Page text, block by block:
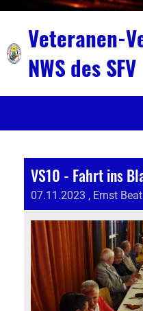
Veteranen-
NWS des SFV
VS10 - Fahrt ins
07.11.2023 , Ernst Beat